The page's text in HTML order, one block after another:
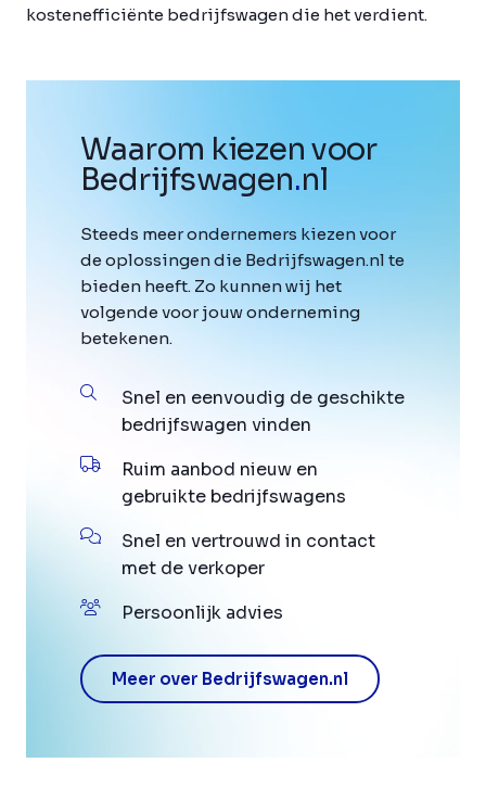
kostenefficiënte bedrijfswagen die het verdient.
Waarom kiezen voor
Bedrijfswagen.nl
Steeds meer ondernemers kiezen voor
de oplossingen die Bedrijfswagen.nl te
bieden heeft. Zo kunnen wij het
volgende voor jouw onderneming
betekenen.
Snel en eenvoudig de geschikte
bedrijfswagen vinden
Ruim aanbod nieuw en
gebruikte bedrijfswagens
Snel en vertrouwd in contact
met de verkoper
Persoonlijk advies
Meer over Bedrijfswagen.nl